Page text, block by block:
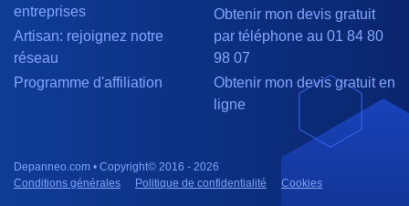
entreprises
Artisan: rejoignez notre
réseau
Programme d'affiliation
Obtenir mon devis gratuit
par téléphone au 01 84 80
98 07
Obtenir mon devis gratuit en
ligne
Depanneo.com • Copyright© 2016 - 2026
Conditions générales
Politique de confidentialité Cookies